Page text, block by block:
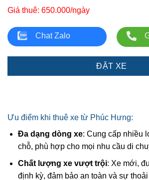
Giá thuê: 650.000/ngày
Chat Zalo
ĐẶT XE
Ưu điểm khi thuê xe từ Phúc Hưng:
Đa dạng dòng xe: Cung cấp nhiều
chỗ, phù hợp cho mọi nhu cầu di
Chất lượng xe vượt trội: Xe mới,
định kỳ, đảm bảo an toàn và sự